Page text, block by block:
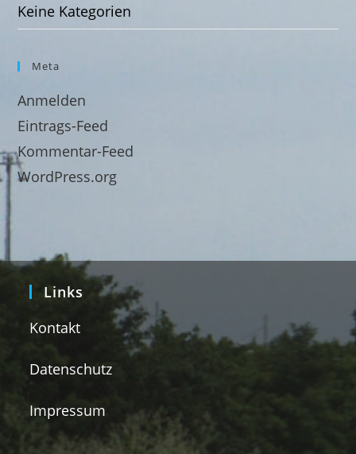
Keine Kategorien
Meta
Anmelden
Eintrags-Feed
Kommentar-Feed
WordPress.org
Links
Kontakt
Datenschutz
Impressum